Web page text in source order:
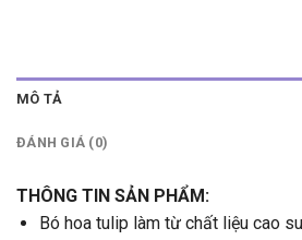
MÔ TẢ
ĐÁNH GIÁ (0)
THÔNG TIN SẢN PHẨM:
Bó hoa tulip làm từ chất liệu cao